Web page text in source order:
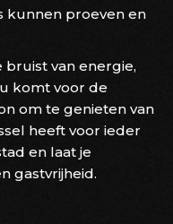
kunnen proeven en
bruist van energie,
komt voor de
om te genieten van
heeft voor ieder
en laat je
gastvrijheid.